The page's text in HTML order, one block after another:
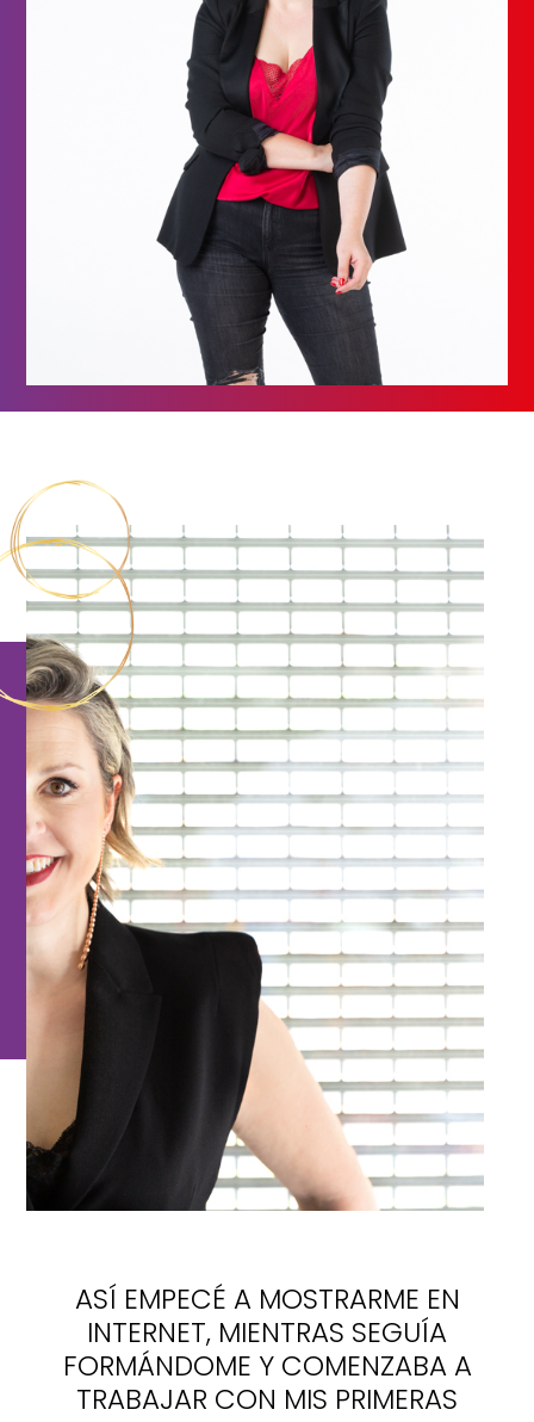
ASÍ EMPECÉ A MOSTRARME EN
INTERNET, MIENTRAS SEGUÍA
FORMÁNDOME Y COMENZABA A
TRABAJAR CON MIS PRIMERAS